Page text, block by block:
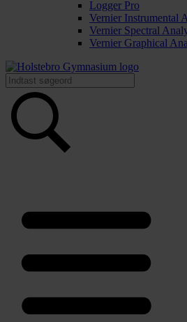
Logger Pro
Vernier Instrumental
Vernier Spectral
Vernier Graphical